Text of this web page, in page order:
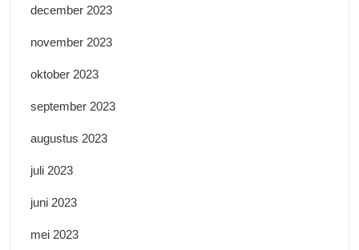
december 2023
november 2023
oktober 2023
september 2023
augustus 2023
juli 2023
juni 2023
mei 2023